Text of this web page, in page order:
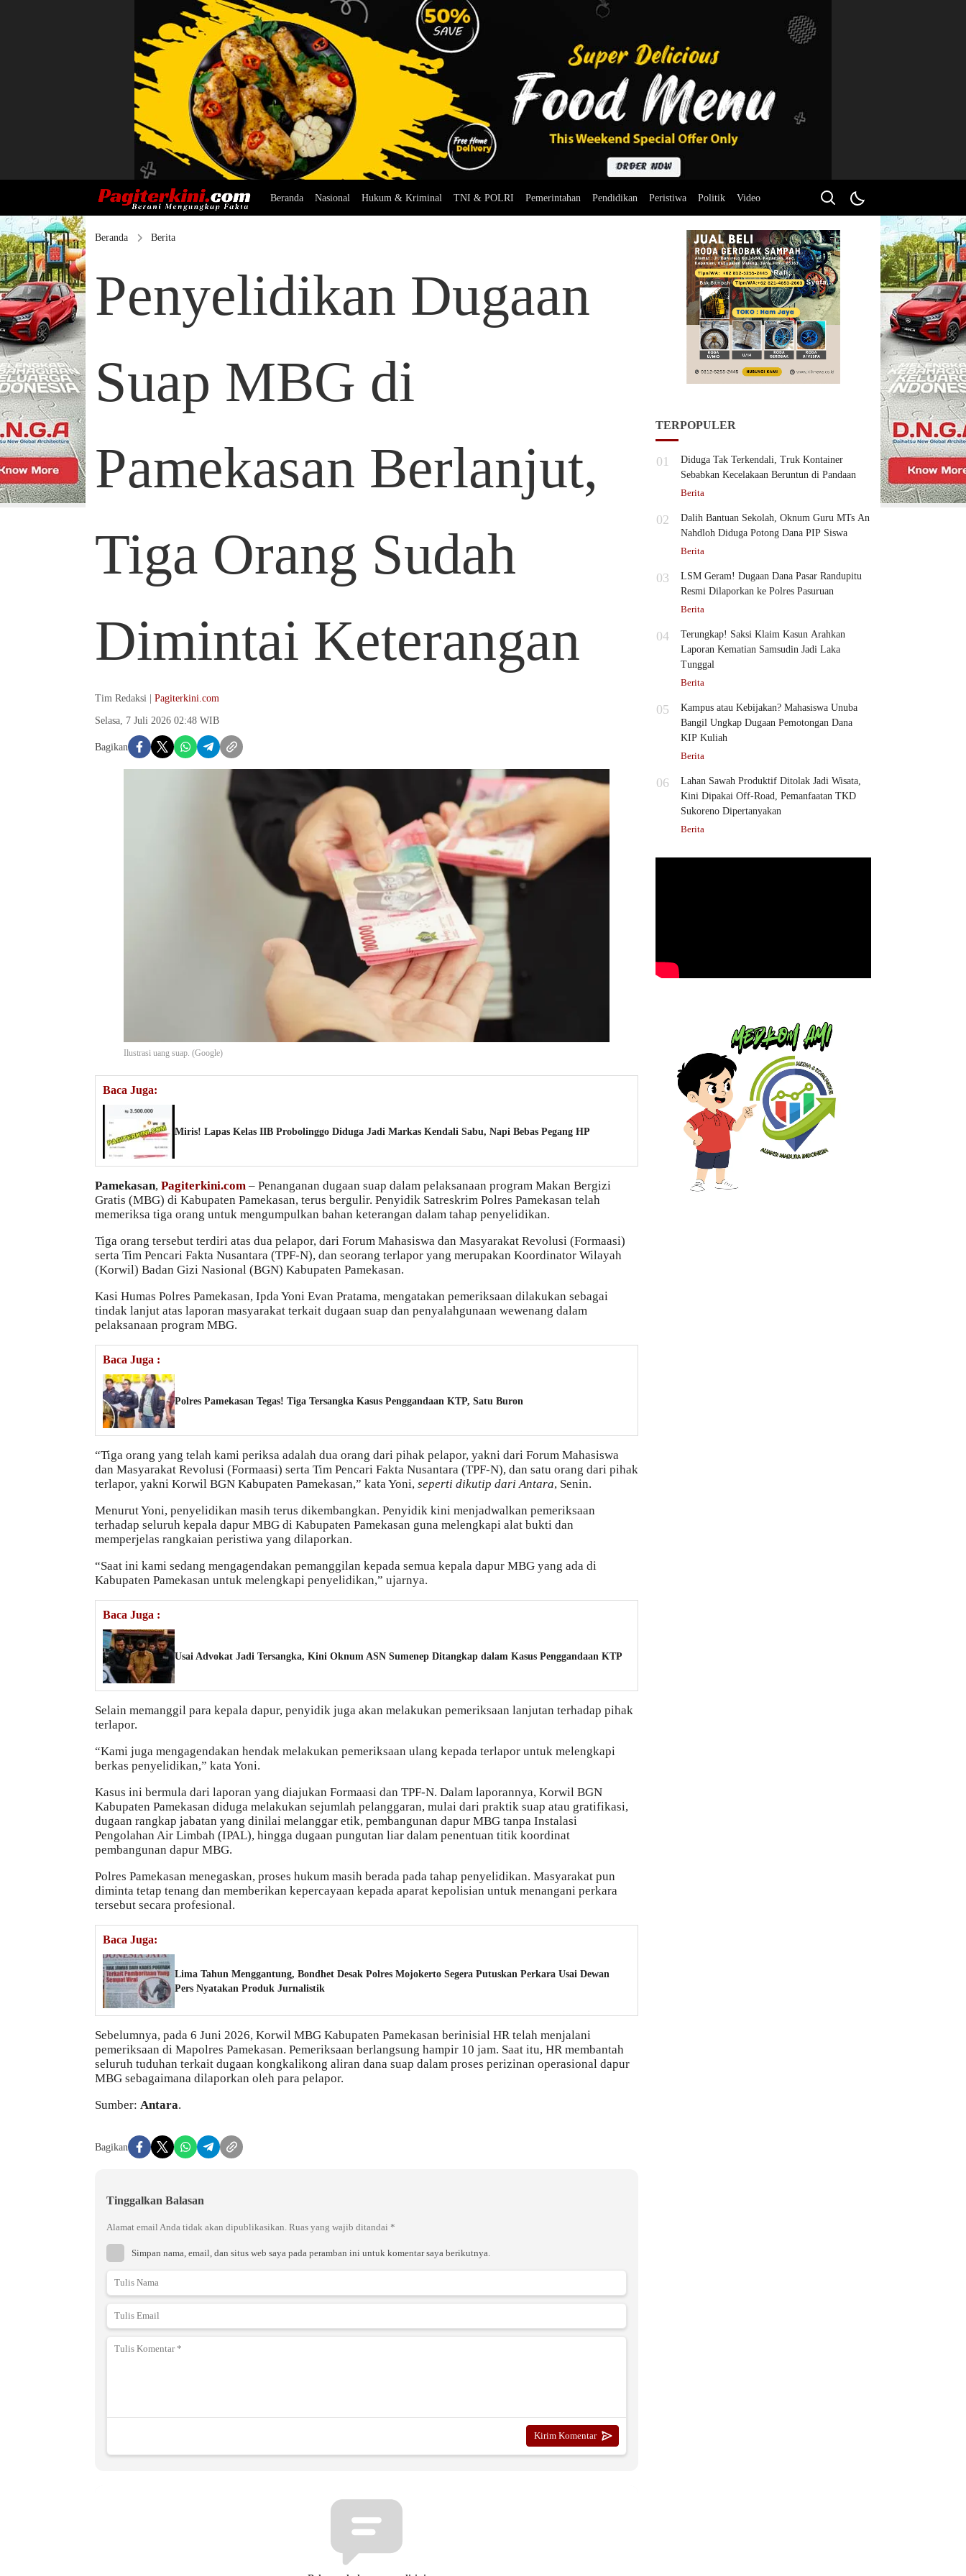
Beranda Nasional Hukum & Kriminal TNI & POLRI Pemerintahan Pendidikan Peristiwa Politik Video
Beranda Berita
Penyelidikan Dugaan
Suap MBG di
Pamekasan Berlanjut,
Tiga Orang Sudah
Dimintai Keterangan
Tim Redaksi | Pagiterkini.com
Selasa, 7 Juli 2026 02:48 WIB
Bagikan
Ilustrasi uang suap. (Google)
Baca Juga:
Miris! Lapas Kelas IIB Probolinggo Diduga Jadi Markas Kendali Sabu, Napi Bebas Pegang HP
Pamekasan, Pagiterkini.com – Penanganan dugaan suap dalam pelaksanaan program Makan Bergizi
Gratis (MBG) di Kabupaten Pamekasan, terus bergulir. Penyidik Satreskrim Polres Pamekasan telah
memeriksa tiga orang untuk mengumpulkan bahan keterangan dalam tahap penyelidikan.
Tiga orang tersebut terdiri atas dua pelapor, dari Forum Mahasiswa dan Masyarakat Revolusi (Formaasi)
serta Tim Pencari Fakta Nusantara (TPF-N), dan seorang terlapor yang merupakan Koordinator Wilayah
(Korwil) Badan Gizi Nasional (BGN) Kabupaten Pamekasan.
Kasi Humas Polres Pamekasan, Ipda Yoni Evan Pratama, mengatakan pemeriksaan dilakukan sebagai
tindak lanjut atas laporan masyarakat terkait dugaan suap dan penyalahgunaan wewenang dalam
pelaksanaan program MBG.
Baca Juga :
Polres Pamekasan Tegas! Tiga Tersangka Kasus Penggandaan KTP, Satu Buron
“Tiga orang yang telah kami periksa adalah dua orang dari pihak pelapor, yakni dari Forum Mahasiswa
dan Masyarakat Revolusi (Formaasi) serta Tim Pencari Fakta Nusantara (TPF-N), dan satu orang dari pihak
terlapor, yakni Korwil BGN Kabupaten Pamekasan,” kata Yoni, seperti dikutip dari Antara, Senin.
Menurut Yoni, penyelidikan masih terus dikembangkan. Penyidik kini menjadwalkan pemeriksaan
terhadap seluruh kepala dapur MBG di Kabupaten Pamekasan guna melengkapi alat bukti dan
memperjelas rangkaian peristiwa yang dilaporkan.
“Saat ini kami sedang mengagendakan pemanggilan kepada semua kepala dapur MBG yang ada di
Kabupaten Pamekasan untuk melengkapi penyelidikan,” ujarnya.
Baca Juga :
Usai Advokat Jadi Tersangka, Kini Oknum ASN Sumenep Ditangkap dalam Kasus Penggandaan KTP
Selain memanggil para kepala dapur, penyidik juga akan melakukan pemeriksaan lanjutan terhadap pihak
terlapor.
“Kami juga mengagendakan hendak melakukan pemeriksaan ulang kepada terlapor untuk melengkapi
berkas penyelidikan,” kata Yoni.
Kasus ini bermula dari laporan yang diajukan Formaasi dan TPF-N. Dalam laporannya, Korwil BGN
Kabupaten Pamekasan diduga melakukan sejumlah pelanggaran, mulai dari praktik suap atau gratifikasi,
dugaan rangkap jabatan yang dinilai melanggar etik, pembangunan dapur MBG tanpa Instalasi
Pengolahan Air Limbah (IPAL), hingga dugaan pungutan liar dalam penentuan titik koordinat
pembangunan dapur MBG.
Polres Pamekasan menegaskan, proses hukum masih berada pada tahap penyelidikan. Masyarakat pun
diminta tetap tenang dan memberikan kepercayaan kepada aparat kepolisian untuk menangani perkara
tersebut secara profesional.
Baca Juga:
Lima Tahun Menggantung, Bondhet Desak Polres Mojokerto Segera Putuskan Perkara Usai Dewan
Pers Nyatakan Produk Jurnalistik
Sebelumnya, pada 6 Juni 2026, Korwil MBG Kabupaten Pamekasan berinisial HR telah menjalani
pemeriksaan di Mapolres Pamekasan. Pemeriksaan berlangsung hampir 10 jam. Saat itu, HR membantah
seluruh tuduhan terkait dugaan kongkalikong aliran dana suap dalam proses perizinan operasional dapur
MBG sebagaimana dilaporkan oleh para pelapor.
Sumber: Antara.
Bagikan
Tinggalkan Balasan
Alamat email Anda tidak akan dipublikasikan. Ruas yang wajib ditandai *
Simpan nama, email, dan situs web saya pada peramban ini untuk komentar saya berikutnya.
TERPOPULER
01
Diduga Tak Terkendali, Truk Kontainer
Sebabkan Kecelakaan Beruntun di Pandaan
Berita
02
Dalih Bantuan Sekolah, Oknum Guru MTs An
Nahdloh Diduga Potong Dana PIP Siswa
Berita
03
LSM Geram! Dugaan Dana Pasar Randupitu
Resmi Dilaporkan ke Polres Pasuruan
Berita
04
Terungkap! Saksi Klaim Kasun Arahkan
Laporan Kematian Samsudin Jadi Laka
Tunggal
Berita
05
Kampus atau Kebijakan? Mahasiswa Unuba
Bangil Ungkap Dugaan Pemotongan Dana
KIP Kuliah
Berita
06
Lahan Sawah Produktif Ditolak Jadi Wisata,
Kini Dipakai Off-Road, Pemanfaatan TKD
Sukoreno Dipertanyakan
Berita